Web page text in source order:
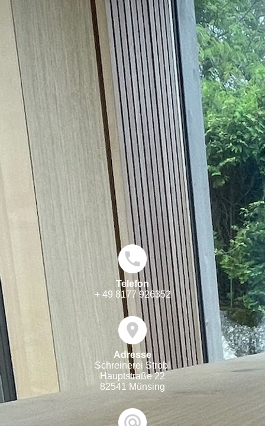
Telefon
+ 49 8177 926352
Adresse
Schreinerei Strobl
Hauptstraße 22
82541 Münsing